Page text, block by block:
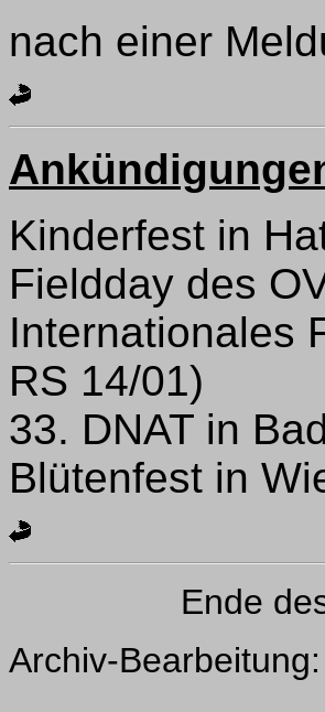
nach einer
Kinderfest in
Fieldday des
Internationales
RS 14/01)
33. DNAT in
Blütenfest in
Ende
Archiv-